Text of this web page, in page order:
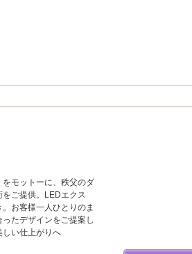
をモットーに、秩父のダ
ご提供。LEDエクス
お客様一人ひとりのま
たデザインをご提案し
しい仕上がりへ